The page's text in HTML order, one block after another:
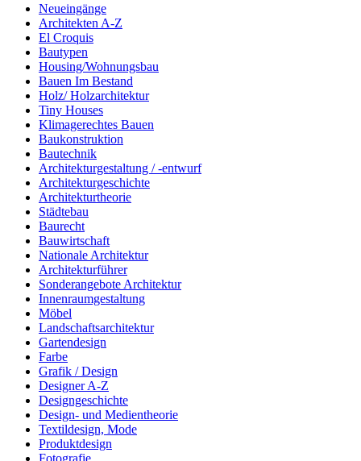
Neueingänge
Architekten A-Z
El Croquis
Bautypen
Housing/Wohnungsbau
Bauen Im Bestand
Holz/ Holzarchitektur
Tiny Houses
Klimagerechtes Bauen
Baukonstruktion
Bautechnik
Architekturgestaltung / -entwurf
Architekturgeschichte
Architekturtheorie
Städtebau
Baurecht
Bauwirtschaft
Nationale Architektur
Architekturführer
Sonderangebote Architektur
Innenraumgestaltung
Möbel
Landschaftsarchitektur
Gartendesign
Farbe
Grafik / Design
Designer A-Z
Designgeschichte
Design- und Medientheorie
Textildesign, Mode
Produktdesign
Fotografie